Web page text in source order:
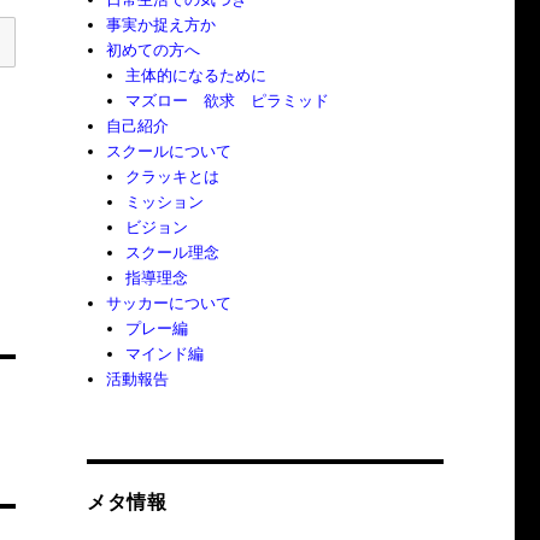
事実か捉え方か
初めての方へ
主体的になるために
マズロー 欲求 ピラミッド
自己紹介
スクールについて
クラッキとは
ミッション
ビジョン
スクール理念
指導理念
サッカーについて
プレー編
マインド編
活動報告
メタ情報